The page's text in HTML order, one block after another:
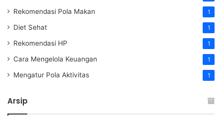
Rekomendasi Pola Makan 1
Diet Sehat 1
Rekomendasi HP 1
Cara Mengelola Keuangan 1
Mengatur Pola Aktivitas 1
Arsip